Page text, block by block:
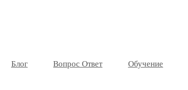
Блог Вопрос Ответ Обучение